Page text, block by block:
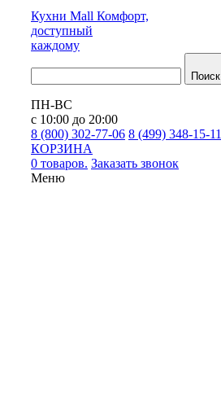
Кухни Mall Комфорт,
доступный
каждому
Поиск
ПН-ВС
с 10:00 до 20:00
8 (800) 302-77-06 8 (499) 348-15-11
КОРЗИНА
0 товаров. Заказать звонок
Меню